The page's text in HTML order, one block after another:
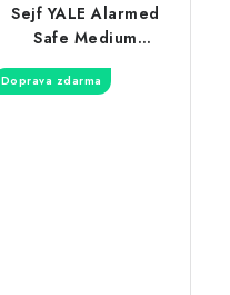
Sejf YALE Alarmed
Safe Medium
Doprava zdarma